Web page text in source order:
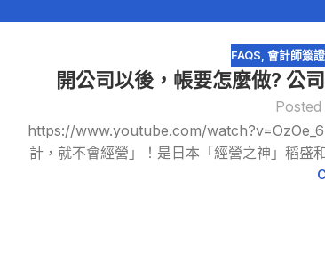
25
3 月
FAQS,會計師簽證
開公司以後，帳要怎麼做? 公
https://www.youtube.com/
計，就不會經營」！是日本「經營之神」稻盛